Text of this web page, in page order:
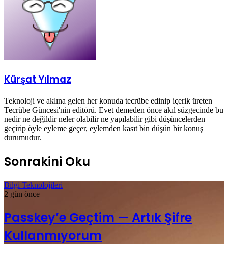
Kürşat Yılmaz
Teknoloji ve aklına gelen her konuda tecrübe edinip içerik üreten
Tecrübe Güncesi'nin editörü. Evet demeden önce akıl süzgecinde bu
nedir ne değildir neler olabilir ne yapılabilir gibi düşüncelerden
geçirip öyle eyleme geçer, eylemden kasıt bin düşün bir konuş
durumudur.
Sonrakini Oku
Bilgi Teknolojileri
2 gün önce
Passkey’e Geçtim — Artık Şifre
Kullanmıyorum